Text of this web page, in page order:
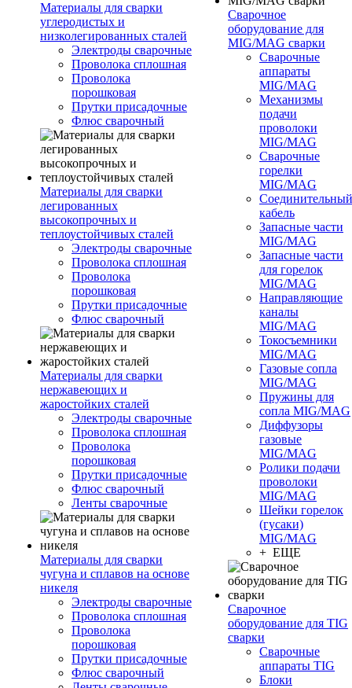
Материалы для сварки
углеродистых и
низколегированных сталей
Электроды сварочные
Проволока сплошная
Проволока
порошковая
Прутки присадочные
Флюс сварочный
Материалы для сварки
легированных
высокопрочных и
теплоустойчивых сталей
Электроды сварочные
Проволока сплошная
Проволока
порошковая
Прутки присадочные
Флюс сварочный
Материалы для сварки
нержавеющих и
жаростойких сталей
Электроды сварочные
Проволока сплошная
Проволока
порошковая
Прутки присадочные
Флюс сварочный
Ленты сварочные
Материалы для сварки
чугуна и сплавов на основе
никеля
Электроды сварочные
Проволока сплошная
Проволока
порошковая
Прутки присадочные
Флюс сварочный
Сварочное
оборудование для
MIG/MAG сварки
Сварочные
аппараты
MIG/MAG
Механизмы
подачи
проволоки
MIG/MAG
Сварочные
горелки
MIG/MAG
Соединительный
кабель
Запасные части
MIG/MAG
Запасные части
для горелок
MIG/MAG
Направляющие
каналы
MIG/MAG
Токосъемники
MIG/MAG
Газовые сопла
MIG/MAG
Пружины для
сопла MIG/MAG
Диффузоры
газовые
MIG/MAG
Ролики подачи
проволоки
MIG/MAG
Шейки горелок
(гусаки)
MIG/MAG
+ ЕЩЕ
Сварочное
оборудование для TIG
сварки
Сварочные
аппараты TIG
Блоки